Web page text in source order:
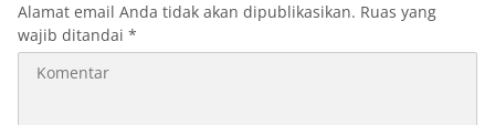
Alamat email Anda tidak akan dipublikasikan. Ruas yang
wajib ditandai *